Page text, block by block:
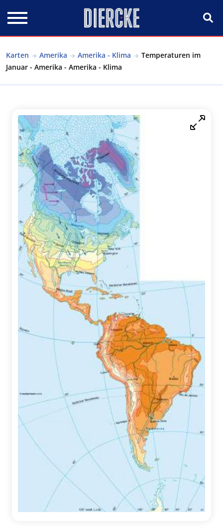
Karten Amerika Amerika - Klima
Temperaturen im
Januar - Amerika - Amerika - Klima